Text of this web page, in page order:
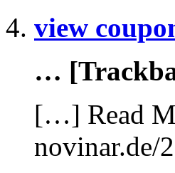
view
…
[…] Read